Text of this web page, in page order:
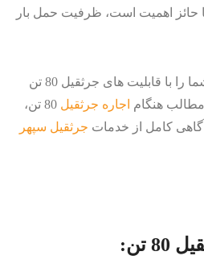
حائز اهمیت است، ظرفیت حمل بار
در این مقاله قصد داریم تا شما را با قابلیت های جرثقیل 80 تن
مطالب هنگام اجاره جرثقیل
80 تن،
آگاهی کامل از خدمات جرثقیل سپهر
تن: